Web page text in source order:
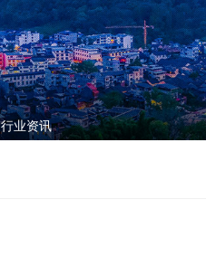
行业资讯